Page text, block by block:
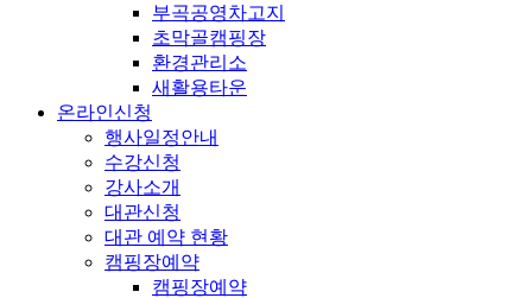
부곡공영차고지
초막골캠핑장
환경관리소
새활용타운
온라인신청
행사일정안내
수강신청
강사소개
대관신청
대관 예약 현황
캠핑장예약
캠핑장예약